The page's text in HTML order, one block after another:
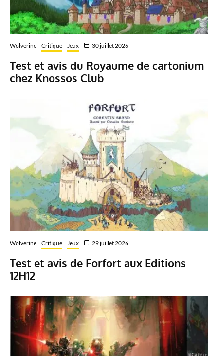
Wolverine Critique Jeux 30 juillet 2026
Test et avis du Royaume de cartonium
chez Knossos Club
Wolverine Critique Jeux 29 juillet 2026
Test et avis de Forfort aux Editions
12H12